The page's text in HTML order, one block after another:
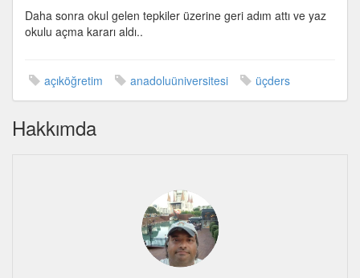
Daha sonra okul gelen tepkiler üzerine geri adım attı ve yaz
okulu açma kararı aldı..
açıköğretim anadoluüniversitesi üçders
Hakkımda